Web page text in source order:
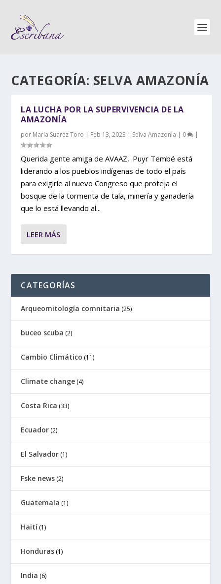
CATEGORÍA: SELVA AMAZONÍA
LA LUCHA POR LA SUPERVIVENCIA DE LA
AMAZONÍA
por María Suarez Toro | Feb 13, 2023 | Selva Amazonía | 0 |
Querida gente amiga de AVAAZ, .Puyr Tembé está
liderando a los pueblos indígenas de todo el país
para exigirle al nuevo Congreso que proteja el
bosque de la tormenta de tala, minería y ganadería
que lo está llevando al...
LEER MÁS
CATEGORÍAS
Arqueomitología comnitaria (25)
buceo scuba (2)
Cambio Climático (11)
Climate change (4)
Costa Rica (33)
Ecuador (2)
El Salvador (1)
Fske news (2)
Guatemala (1)
Haití (1)
Honduras (1)
India (6)